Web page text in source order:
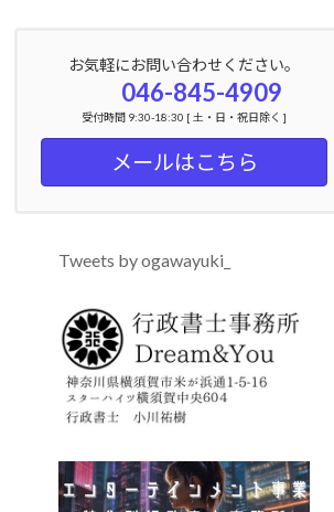
お気軽にお問い合わせください。
046-845-4909
受付時間 9:30-18:30 [ 土・日・祝日除く ]
メールはこちら
Tweets by ogawayuki_